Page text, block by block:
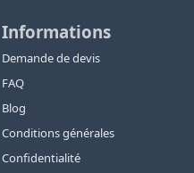
Informations
Demande de devis
FAQ
Blog
Conditions générales
Confidentialité